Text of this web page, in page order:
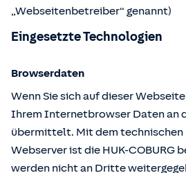
„Webseitenbetreiber“ genannt)
Eingesetzte Technologien
Browserdaten
Wenn Sie sich auf dieser
Ihrem Internetbrowser Daten an
übermittelt. Mit dem technischen
Webserver ist die HUK-COBURG
werden nicht an Dritte